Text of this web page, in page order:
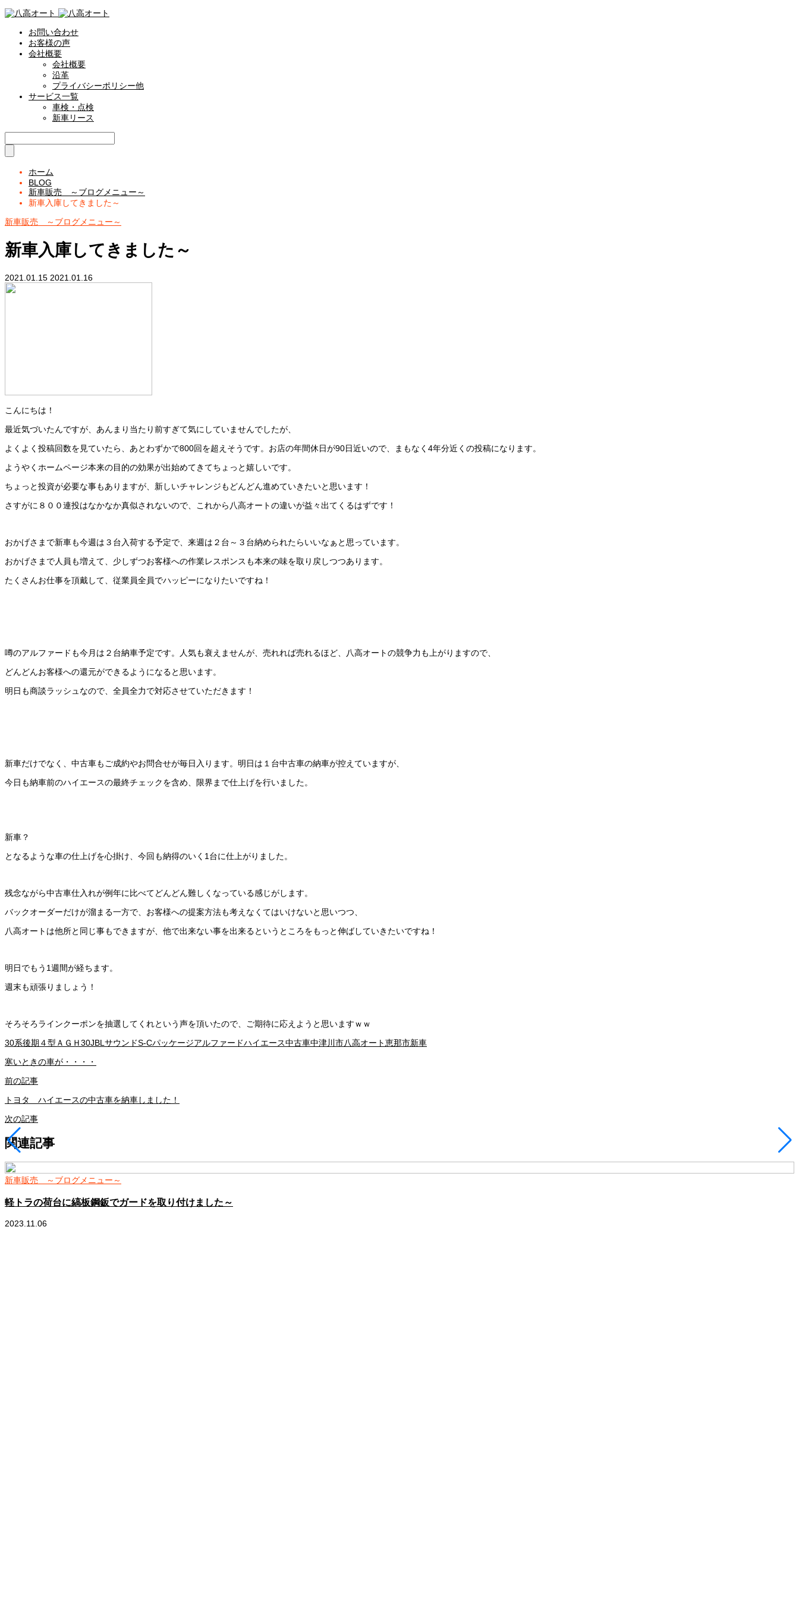
お問い合わせ
お客様の声
会社概要
会社概要
沿革
プライバシーポリシー他
サービス一覧
車検・点検
新車リース
ホーム
BLOG
新車販売 ～ブログメニュー～
新車入庫してきました～
新車販売 ～ブログメニュー～
新車入庫してきました～
2021.01.15 2021.01.16
こんにちは！
最近気づいたんですが、あんまり当たり前すぎて気にしていませんでしたが、
よくよく投稿回数を見ていたら、あとわずかで800回を超えそうです。お店の年間休日が90日近いので、まもなく4年分近くの投稿になります。
ようやくホームページ本来の目的の効果が出始めてきてちょっと嬉しいです。
ちょっと投資が必要な事もありますが、新しいチャレンジもどんどん進めていきたいと思います！
さすがに８００連投はなかなか真似されないので、これから八高オートの違いが益々出てくるはずです！
おかげさまで新車も今週は３台入荷する予定で、来週は２台～３台納められたらいいなぁと思っています。
おかげさまで人員も増えて、少しずつお客様への作業レスポンスも本来の味を取り戻しつつあります。
たくさんお仕事を頂戴して、従業員全員でハッピーになりたいですね！
噂のアルファードも今月は２台納車予定です。人気も衰えませんが、売れれば売れるほど、八高オートの競争力も上がりますので、
どんどんお客様への還元ができるようになると思います。
明日も商談ラッシュなので、全員全力で対応させていただきます！
新車だけでなく、中古車もご成約やお問合せが毎日入ります。明日は１台中古車の納車が控えていますが、
今日も納車前のハイエースの最終チェックを含め、限界まで仕上げを行いました。
新車？
となるような車の仕上げを心掛け、今回も納得のいく1台に仕上がりました。
残念ながら中古車仕入れが例年に比べてどんどん難しくなっている感じがします。
バックオーダーだけが溜まる一方で、お客様への提案方法も考えなくてはいけないと思いつつ、
八高オートは他所と同じ事もできますが、他で出来ない事を出来るというところをもっと伸ばしていきたいですね！
明日でもう1週間が経ちます。
週末も頑張りましょう！
そろそろラインクーポンを抽選してくれという声を頂いたので、ご期待に応えようと思いますｗｗ
30系後期 ４型 ＡＧＨ30JBLサウンドS-Cパッケージアルファードハイエース中古車中津川市八高オート恵那市新車
寒いときの車が・・・・
前の記事
トヨタ ハイエースの中古車を納車しました！
次の記事
関連記事
新車販売 ～ブログメニュー～
軽トラの荷台に縞板鋼鈑でガードを取り付けました～
2023.11.06